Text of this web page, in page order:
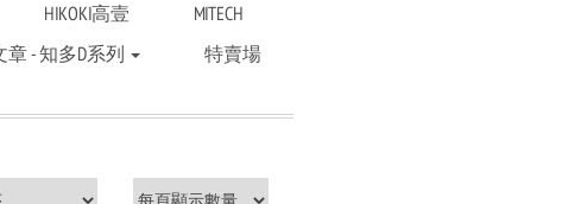
HIKOKI高壹
MITECH
章 - 知多D系列
特賣場